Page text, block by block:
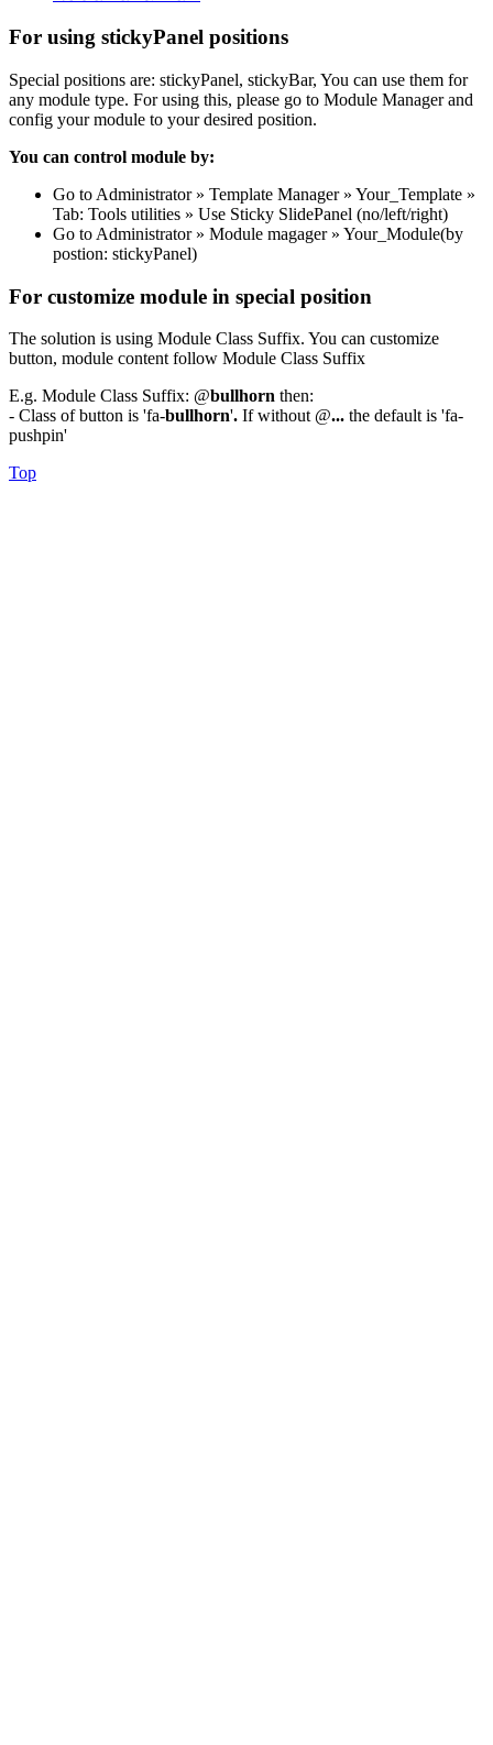
For using stickyPanel positions
Special positions are: stickyPanel, stickyBar, You can use them for
any module type. For using this, please go to Module Manager and
config your module to your desired position.
You can control module by:
Go to Administrator » Template Manager » Your_Template »
Tab: Tools utilities » Use Sticky SlidePanel (no/left/right)
Go to Administrator » Module magager » Your_Module(by
postion: stickyPanel)
For customize module in special position
The solution is using Module Class Suffix. You can customize
button, module content follow Module Class Suffix
E.g. Module Class Suffix: @bullhorn then:
- Class of button is 'fa-bullhorn'. If without @... the default is 'fa-
pushpin'
Top